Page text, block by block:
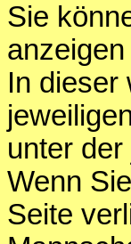
Sie
In dieser
unter
Wenn
Seite